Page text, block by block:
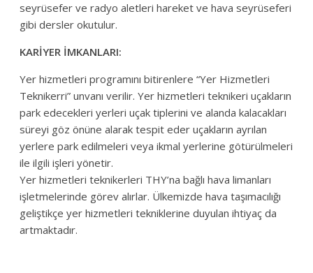
seyrüsefer ve radyo aletleri hareket ve hava seyrüseferi
gibi dersler okutulur.
KARİYER İMKANLARI:
Yer hizmetleri programını bitirenlere “Yer Hizmetleri
Teknikerri” unvanı verilir. Yer hizmetleri teknikeri uçakların
park edecekleri yerleri uçak tiplerini ve alanda kalacakları
süreyi göz önüne alarak tespit eder uçakların ayrılan
yerlere park edilmeleri veya ikmal yerlerine götürülmeleri
ile ilgili işleri yönetir.
Yer hizmetleri teknikerleri THY’na bağlı hava limanları
işletmelerinde görev alırlar. Ülkemizde hava taşımacılığı
geliştikçe yer hizmetleri tekniklerine duyulan ihtiyaç da
artmaktadır.